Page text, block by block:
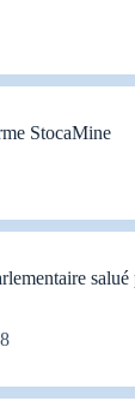
StocaMine
salué